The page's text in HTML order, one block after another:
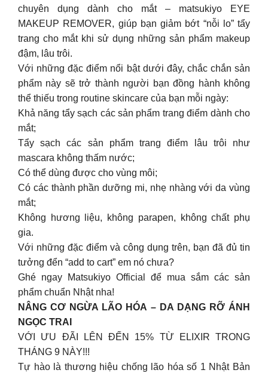
chuyên dụng dành cho mắt – matsukiyo EYE
MAKEUP REMOVER, giúp bạn giảm bớt “nỗi lo” tẩy
trang cho mắt khi sử dụng những sản phẩm makeup
đậm, lâu trôi.
Với những đặc điểm nổi bật dưới đây, chắc chắn sản
phẩm này sẽ trở thành người bạn đồng hành không
thể thiếu trong routine skincare của bạn mỗi ngày:
Khả năng tẩy sạch các sản phẩm trang điểm dành cho
mắt;
Tẩy sạch các sản phẩm trang điểm lâu trôi như
mascara không thấm nước;
Có thể dùng được cho vùng môi;
Có các thành phần dưỡng mi, nhẹ nhàng với da vùng
mắt;
Không hương liệu, không parapen, không chất phụ
gia.
Với những đặc điểm và công dụng trên, bạn đã đủ tin
tưởng đển “add to cart” em nó chưa?
Ghé ngay Matsukiyo Official để mua sắm các sản
phẩm chuẩn Nhật nha!
NÂNG CƠ NGỪA LÃO HÓA – DA DẠNG RỠ ÁNH
NGỌC TRAI
VỚI ƯU ĐÃI LÊN ĐẾN 15% TỪ ELIXIR TRONG
THÁNG 9 NÀY!!!
Tự hào là thương hiệu chống lão hóa số 1 Nhật Bản